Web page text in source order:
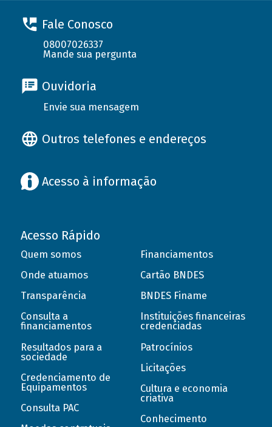
Fale Conosco
08007026337
Mande sua pergunta
Ouvidoria
Envie sua mensagem
Outros telefones e endereços
Acesso à informação
Acesso Rápido
Quem somos
Onde atuamos
Transparência
Consulta a
financiamentos
Resultados para a
sociedade
Credenciamento de
Equipamentos
Consulta PAC
Financiamentos
Cartão BNDES
BNDES Finame
Instituições financeiras
credenciadas
Patrocínios
Licitações
Cultura e economia
criativa
Conhecimento